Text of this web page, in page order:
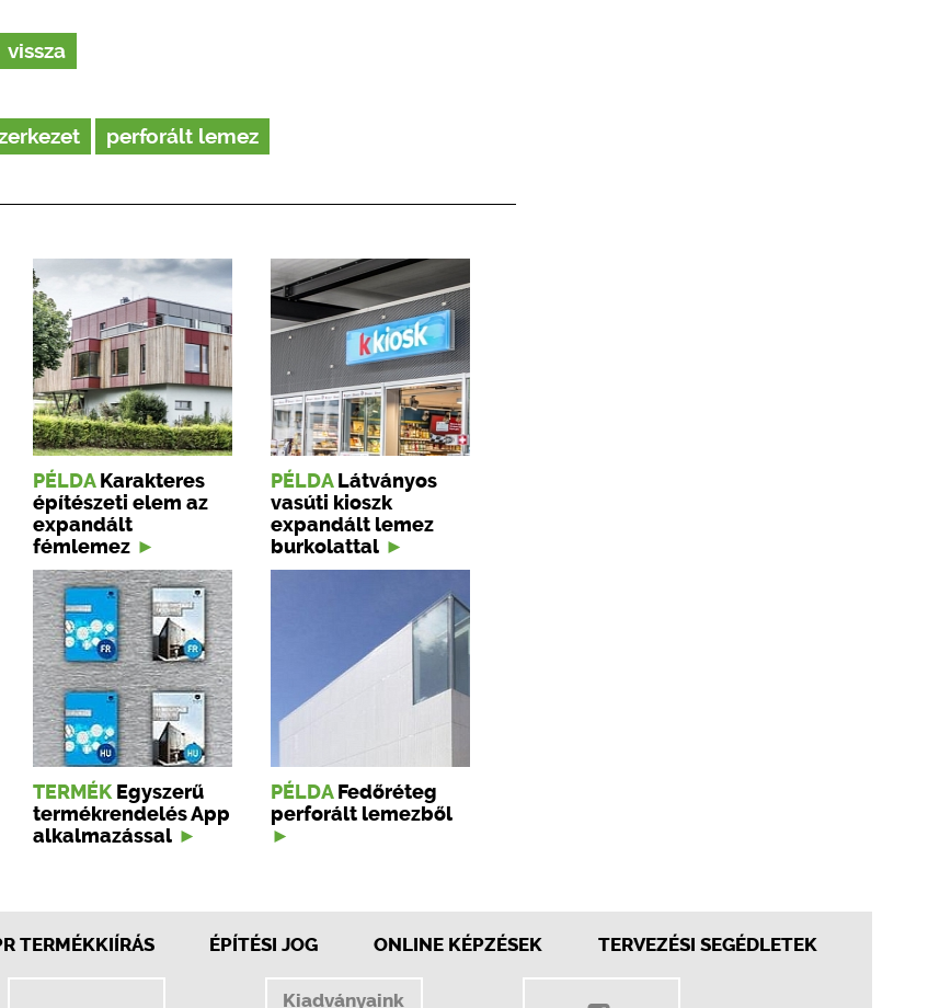
vissza
perforált lemez
PÉLDA Karakteres
építészeti elem az
expandált
fémlemez
PÉLDA Látványos
vasúti kioszk
expandált lemez
burkolattal
TERMÉK Egyszerű
termékrendelés App
alkalmazással
PÉLDA Fedőréteg
perforált lemezből
TERMÉKKIÍRÁS ÉPÍTÉSI JOG ONLINE KÉPZÉSEK TERVEZÉSI SEGÉDLETEK
Kiadványaink